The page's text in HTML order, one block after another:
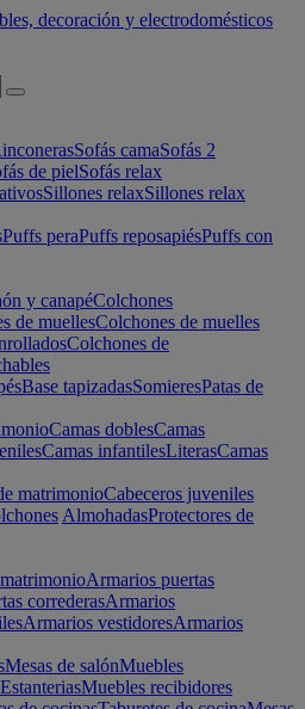
Sofás camaSofás 2
de pielSofás relax
Sillones relaxSillones relax
Puffs peraPuffs reposapiésPuffs con
y canapéColchones
de muellesColchones de muelles
Colchones de
Base tapizadasSomieresPatas de
Camas doblesCamas
Camas infantilesLiterasCamas
matrimonioCabeceros juveniles
AlmohadasProtectores de
Armarios puertas
correderasArmarios
Armarios vestidoresArmarios
Mesas de salónMuebles
EstanteriasMuebles recibidores